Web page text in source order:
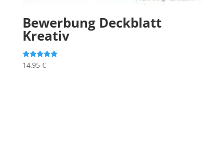
Bewerbung Deckblatt
Kreativ
Bewertet mit
5.00
14,95 €